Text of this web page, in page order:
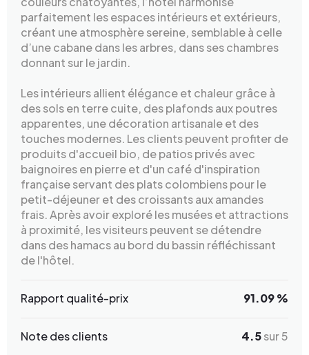
parfaitement les espaces intérieurs et extérieurs,
créant une atmosphère sereine, semblable à celle
d’une cabane dans les arbres, dans ses chambres
donnant sur le jardin.
Les intérieurs allient élégance et chaleur grâce à
des sols en terre cuite, des plafonds aux poutres
apparentes, une décoration artisanale et des
touches modernes. Les clients peuvent profiter de
produits d'accueil bio, de patios privés avec
baignoires en pierre et d'un café d'inspiration
française servant des plats colombiens pour le
petit-déjeuner et des croissants aux amandes
frais. Après avoir exploré les musées et attractions
à proximité, les visiteurs peuvent se détendre
dans des hamacs au bord du bassin réfléchissant
de l'hôtel.
Rapport qualité-prix 91.09 %
Note des clients 4.5sur 5